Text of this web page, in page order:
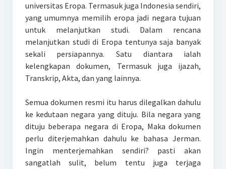
universitas Eropa. Termasuk juga Indonesia sendiri,
yang umumnya memilih eropa jadi negara tujuan
untuk melanjutkan studi. Dalam rencana
melanjutkan studi di Eropa tentunya saja banyak
sekali persiapannya. Satu diantara ialah
kelengkapan dokumen, Termasuk juga ijazah,
Transkrip, Akta, dan yang lainnya.
Semua dokumen resmi itu harus dilegalkan dahulu
ke kedutaan negara yang dituju. Bila negara yang
dituju beberapa negara di Eropa, Maka dokumen
perlu diterjemahkan dahulu ke bahasa Jerman.
Ingin menterjemahkan sendiri? pasti akan
sangatlah sulit, belum tentu juga terjaga